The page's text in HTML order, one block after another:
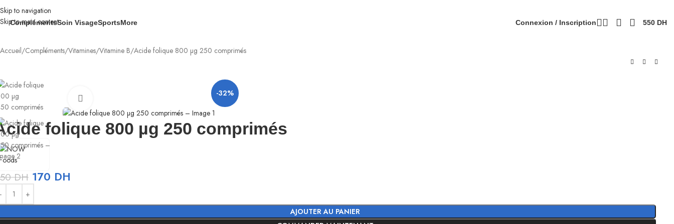
Skip to navigation
Skip to main content
ComplémentsSoin VisageSportsMore Connexion / Inscription 550 DH
Accueil Compléments Vitamines Vitamine B Acide folique 800 µg 250 comprimés
-32%
folique 800 µg 250 comprimés
DH 170 DH
AJOUTER AU PANIER